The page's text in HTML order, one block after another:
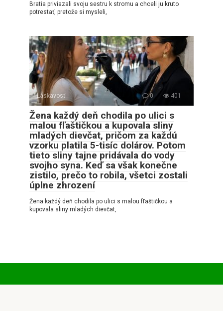
Bratia priviazali svoju sestru k stromu a chceli ju kruto
potrestať, pretože si mysleli,
Láskavosť 0 401
Žena každý deň chodila po ulici s
malou fľaštičkou a kupovala sliny
mladých dievčat, pričom za každú
vzorku platila 5-tisíc dolárov. Potom
tieto sliny tajne pridávala do vody
svojho syna. Keď sa však konečne
zistilo, prečo to robila, všetci zostali
úplne zhrození
Žena každý deň chodila po ulici s malou fľaštičkou a
kupovala sliny mladých dievčat,